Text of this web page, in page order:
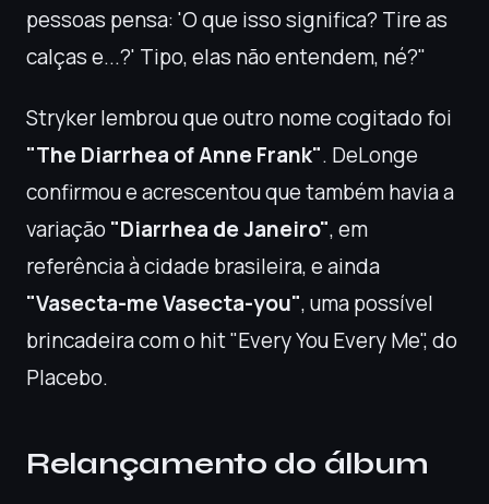
pessoas pensa: 'O que isso significa? Tire as
calças e...?' Tipo, elas não entendem, né?"
Stryker lembrou que outro nome cogitado foi
"The Diarrhea of Anne Frank". DeLonge
confirmou e acrescentou que também havia a
variação"Diarrhea de Janeiro", em
referência à cidade brasileira, e ainda
"Vasecta-me Vasecta-you", uma possível
brincadeira com o hit "Every You Every Me", do
Placebo.
Relançamento do álbum